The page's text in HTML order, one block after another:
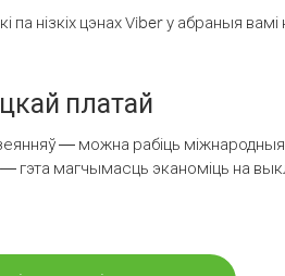
нізкіх цэнах Viber у абраныя вамі
платай
— можна рабіць міжнародныя
гэта магчымасць эканоміць на